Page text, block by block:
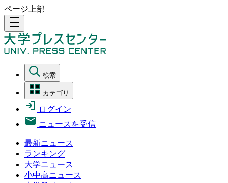
ページ上部
density_medium
検索
カテゴリ
ログイン
ニュースを受信
最新ニュース
ランキング
大学ニュース
小中高ニュース